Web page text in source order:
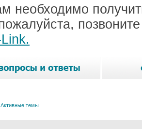
необходимо
Активные темы